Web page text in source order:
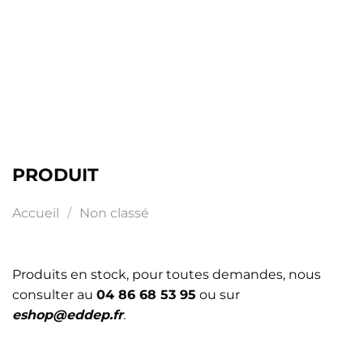
PRODUIT
Accueil / Non classé
Produits en stock, pour toutes demandes, nous
consulter au 04 86 68 53 95 ou sur
eshop@eddep.fr.